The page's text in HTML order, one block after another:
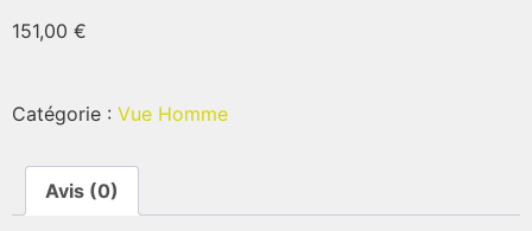
151,00 €
Catégorie : Vue Homme
Avis (0)